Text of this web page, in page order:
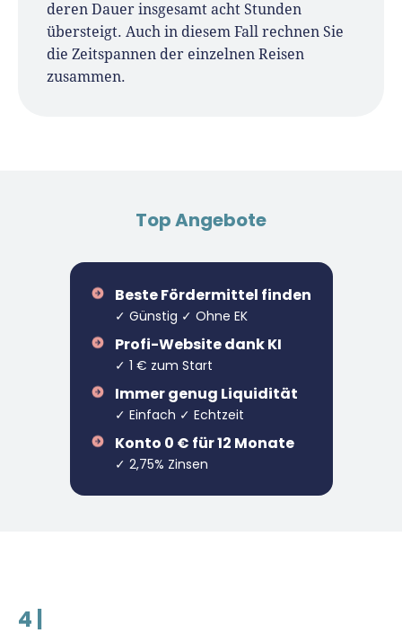
deren Dauer insgesamt acht Stunden
übersteigt. Auch in diesem Fall rechnen Sie
die Zeitspannen der einzelnen Reisen
zusammen.
Top Angebote
Beste Fördermittel finden
✓ Günstig ✓ Ohne EK
Profi-Website dank KI
✓ 1 € zum Start
Immer genug Liquidität
✓ Einfach ✓ Echtzeit
Konto 0 € für 12 Monate
✓ 2,75% Zinsen
4 |